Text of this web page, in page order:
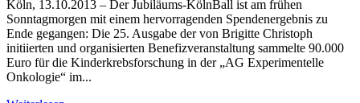
Köln, 13.10.2013 – Der Jubiläums-KölnBall ist am frühen
Sonntagmorgen mit einem hervorragenden Spendenergebnis zu
Ende gegangen: Die 25. Ausgabe der von Brigitte Christoph
initiierten und organisierten Benefizveranstaltung sammelte 90.000
Euro für die Kinderkrebsforschung in der „AG Experimentelle
Onkologie“ im...